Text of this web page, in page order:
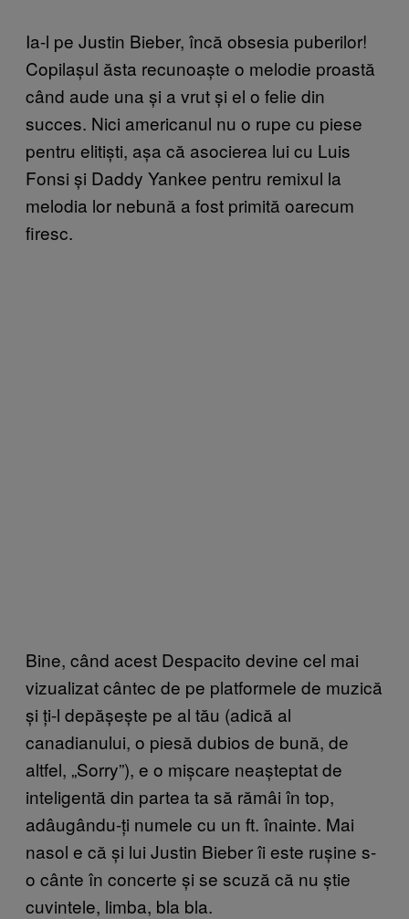
Ia-l pe Justin Bieber, încă obsesia puberilor!
Copilașul ăsta recunoaște o melodie proastă
când aude una și a vrut și el o felie din
succes. Nici americanul nu o rupe cu piese
pentru elitiști, așa că asocierea lui cu Luis
Fonsi și Daddy Yankee pentru remixul la
melodia lor nebună a fost primită oarecum
firesc.
Bine, când acest Despacito devine cel mai
vizualizat cântec de pe platformele de muzică
și ți-l depășește pe al tău (adică al
canadianului, o piesă dubios de bună, de
altfel, „Sorry”), e o mișcare neașteptat de
inteligentă din partea ta să rămâi în top,
adâugându-ți numele cu un ft. înainte. Mai
nasol e că și lui Justin Bieber îi este rușine s-
o cânte în concerte și se scuză că nu știe
cuvintele, limba, bla bla.